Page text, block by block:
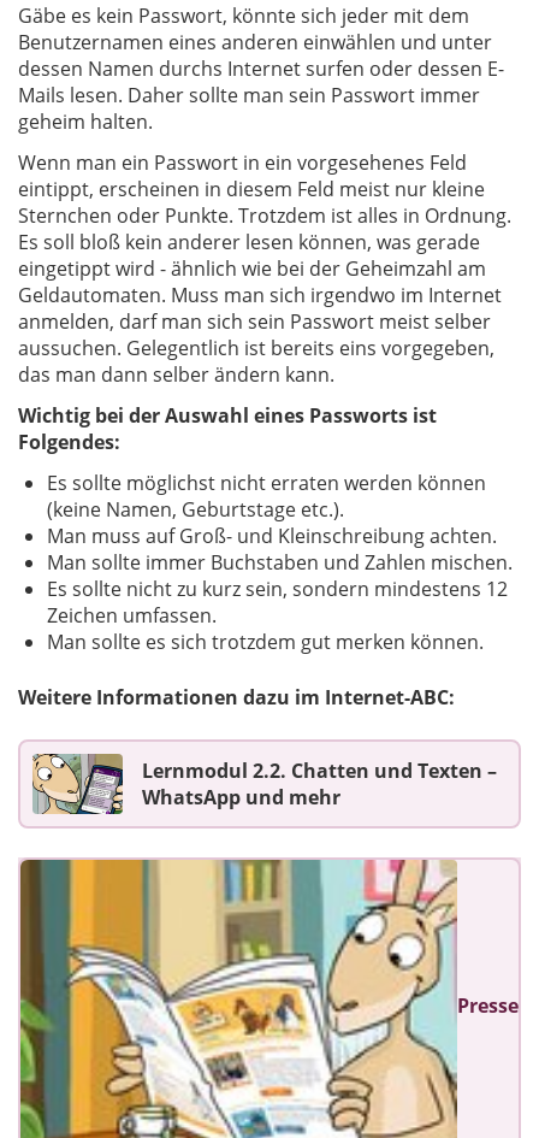
Gäbe es kein Passwort, könnte sich jeder mit dem
Benutzernamen eines anderen einwählen und unter
dessen Namen durchs Internet surfen oder dessen E-
Mails lesen. Daher sollte man sein Passwort immer
geheim halten.
Wenn man ein Passwort in ein vorgesehenes Feld
eintippt, erscheinen in diesem Feld meist nur kleine
Sternchen oder Punkte. Trotzdem ist alles in Ordnung.
Es soll bloß kein anderer lesen können, was gerade
eingetippt wird - ähnlich wie bei der Geheimzahl am
Geldautomaten. Muss man sich irgendwo im Internet
anmelden, darf man sich sein Passwort meist selber
aussuchen. Gelegentlich ist bereits eins vorgegeben,
das man dann selber ändern kann.
Wichtig bei der Auswahl eines Passworts ist
Folgendes:
Es sollte möglichst nicht erraten werden können
(keine Namen, Geburtstage etc.).
Man muss auf Groß- und Kleinschreibung achten.
Man sollte immer Buchstaben und Zahlen mischen.
Es sollte nicht zu kurz sein, sondern mindestens 12
Zeichen umfassen.
Man sollte es sich trotzdem gut merken können.
Weitere Informationen dazu im Internet-ABC:
Lernmodul 2.2. Chatten und Texten –
WhatsApp und mehr
Presse